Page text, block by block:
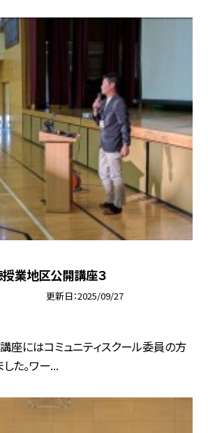
業地区公開講座３
更新日 2025/09/27
座にはコミュニティスクール委員の方
た。ワー...